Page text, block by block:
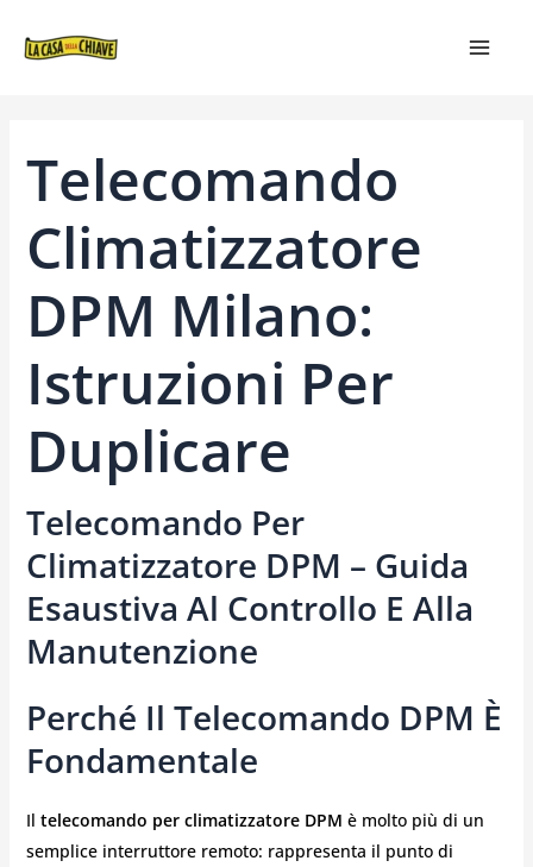
Telecomando
Climatizzatore
DPM Milano:
Istruzioni Per
Duplicare
Telecomando Per
Climatizzatore DPM – Guida
Esaustiva Al Controllo E Alla
Manutenzione
Perché Il Telecomando DPM È
Fondamentale
Il telecomando per climatizzatore DPM è molto più di un
semplice interruttore remoto: rappresenta il punto di
ARTICOLI